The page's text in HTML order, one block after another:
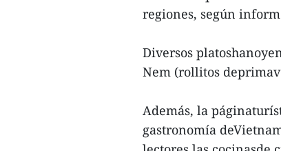
regiones, según
Diversos
Nem (rollitos
Además, la
gastronomía